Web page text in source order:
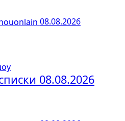
08.08.2026
08.08.2026